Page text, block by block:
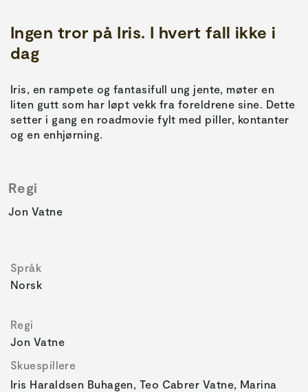
Ingen tror på Iris. I hvert fall ikke i
dag
Iris, en rampete og fantasifull ung jente, møter en
liten gutt som har løpt vekk fra foreldrene sine. Dette
setter i gang en roadmovie fylt med piller, kontanter
og en enhjørning.
Regi
Jon Vatne
Språk
Norsk
Regi
Jon Vatne
Skuespillere
Iris Haraldsen Buhagen, Teo Cabrer Vatne, Marina